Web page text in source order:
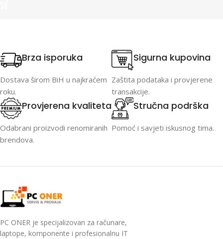
Brza isporuka
Dostava širom BiH u najkraćem
roku.
Sigurna kupovina
Zaštita podataka i provjerene
transakcije.
Provjerena kvaliteta
Odabrani proizvodi renomiranih
brendova.
Stručna podrška
Pomoć i savjeti iskusnog tima.
PC ONER je specijalizovan za računare,
laptope, komponente i profesionalnu IT